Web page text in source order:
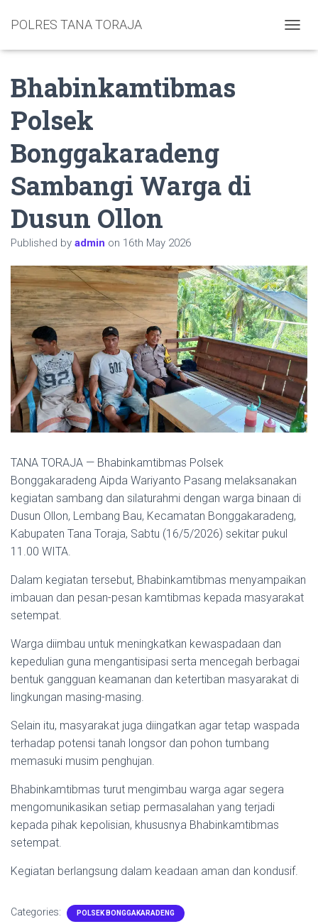
POLRES TANA TORAJA
Bhabinkamtibmas
Polsek
Bonggakaradeng
Sambangi Warga di
Dusun Ollon
Published by admin on 16th May 2026
TANA TORAJA — Bhabinkamtibmas Polsek
Bonggakaradeng Aipda Wariyanto Pasang melaksanakan
kegiatan sambang dan silaturahmi dengan warga binaan di
Dusun Ollon, Lembang Bau, Kecamatan Bonggakaradeng,
Kabupaten Tana Toraja, Sabtu (16/5/2026) sekitar pukul
11.00 WITA.
Dalam kegiatan tersebut, Bhabinkamtibmas menyampaikan
imbauan dan pesan-pesan kamtibmas kepada masyarakat
setempat.
Warga diimbau untuk meningkatkan kewaspadaan dan
kepedulian guna mengantisipasi serta mencegah berbagai
bentuk gangguan keamanan dan ketertiban masyarakat di
lingkungan masing-masing.
Selain itu, masyarakat juga diingatkan agar tetap waspada
terhadap potensi tanah longsor dan pohon tumbang
memasuki musim penghujan.
Bhabinkamtibmas turut mengimbau warga agar segera
mengomunikasikan setiap permasalahan yang terjadi
kepada pihak kepolisian, khususnya Bhabinkamtibmas
setempat.
Kegiatan berlangsung dalam keadaan aman dan kondusif.
Categories: POLSEK BONGGAKARADENG